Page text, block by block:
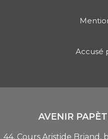
Accusé
AVENIR
44, Cours Aristide Briand,